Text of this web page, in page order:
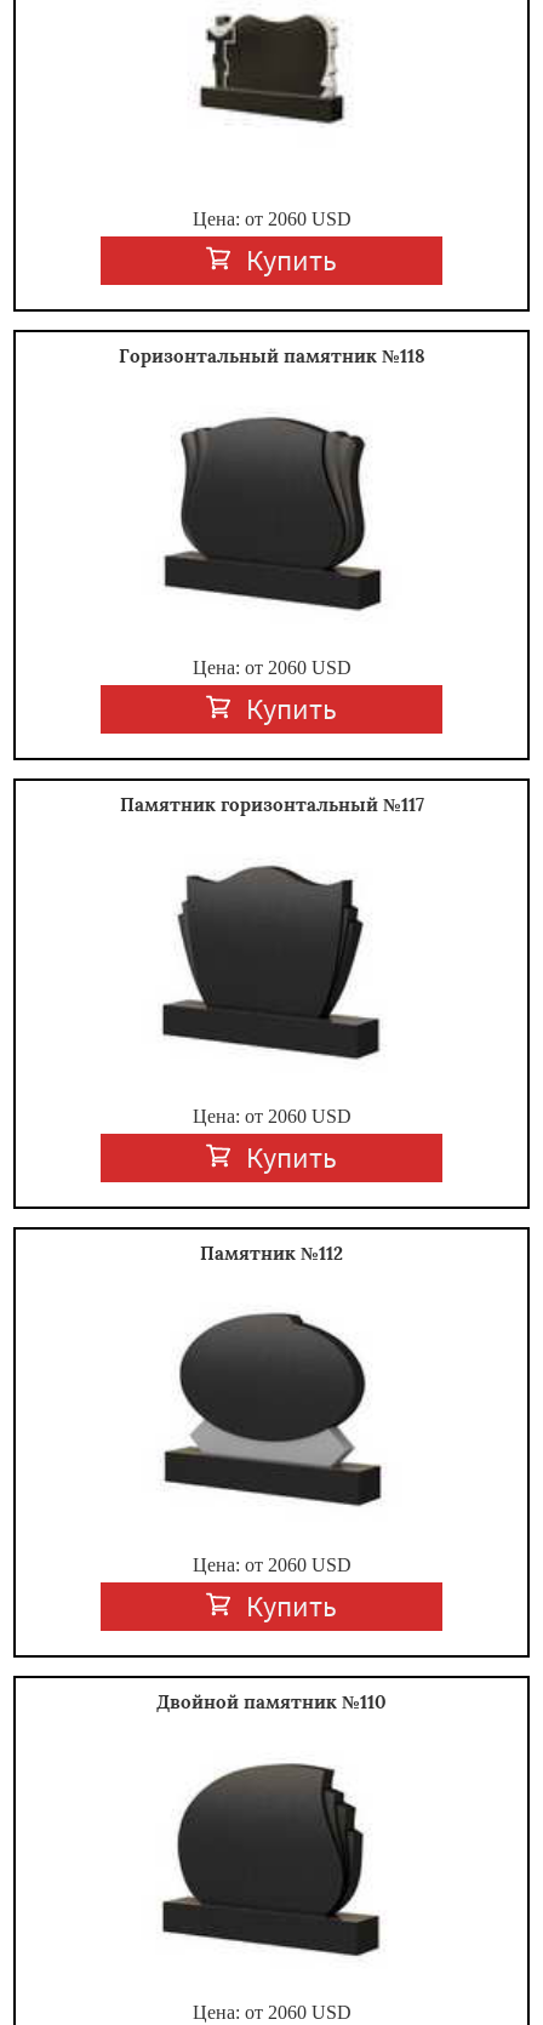
Цена: от 2060USD
Купить
Горизонтальный памятник №118
Цена: от 2060USD
Купить
Памятник горизонтальный №117
Цена: от 2060USD
Купить
Памятник №112
Цена: от 2060USD
Купить
Двойной памятник №110
Цена: от 2060USD